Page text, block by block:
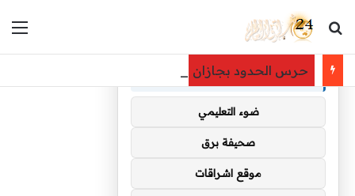
بحث عن
حرس الحدود بجازان يحبط تهريب 31,500 قرص خاضع لتنظيم التداول الطبي
توصيات :
باقة متميزة VIP (كود: AA35872):
ضوء التعليمي
صحيفة برق
موقع اشراقات